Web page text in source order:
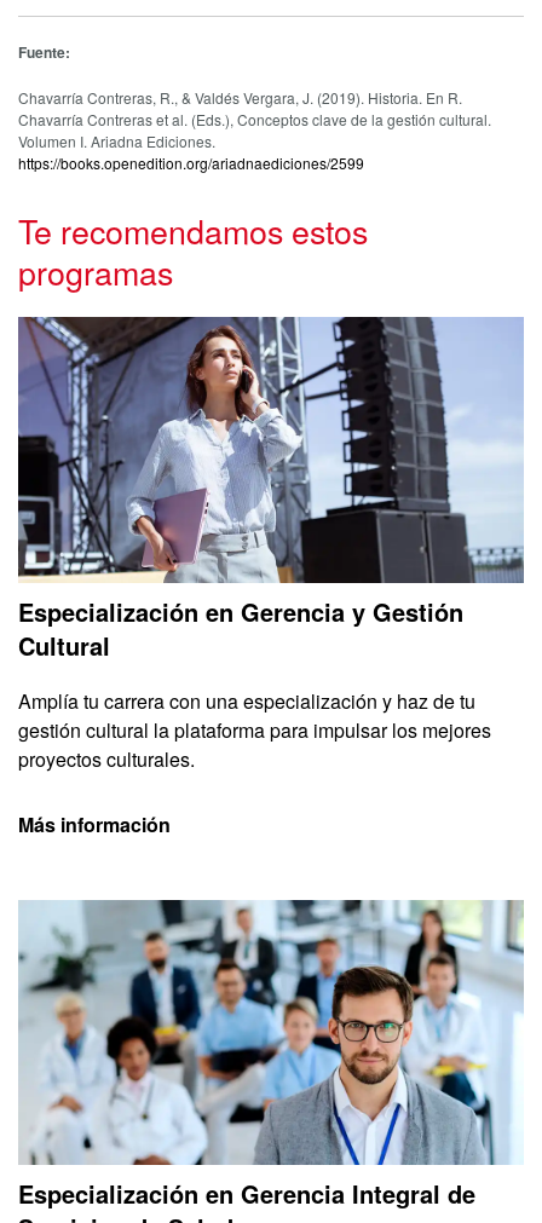
Fuente:
Chavarría Contreras, R., & Valdés Vergara, J. (2019). Historia. En R.
Chavarría Contreras et al. (Eds.), Conceptos clave de la gestión cultural.
Volumen I. Ariadna Ediciones.
https://books.openedition.org/ariadnaediciones/2599
Te recomendamos estos
programas
Especialización en Gerencia y Gestión
Cultural
Amplía tu carrera con una especialización y haz de tu
gestión cultural la plataforma para impulsar los mejores
proyectos culturales.
Más información
Especialización en Gerencia Integral de